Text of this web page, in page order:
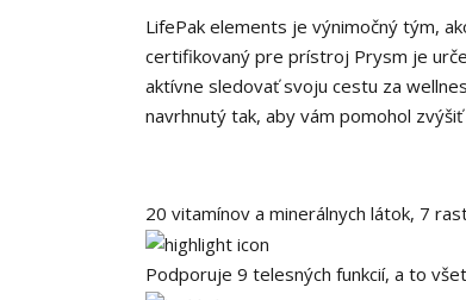
LifePak elements je výnimočný tým,
certifikovaný pre prístroj Prysm je
aktívne sledovať svoju cestu za
navrhnutý tak, aby vám pomohol
20 vitamínov a minerálnych látok, 7
Podporuje 9 telesných funkcií, a to